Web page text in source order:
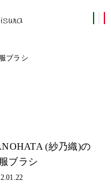
ブラシ
(紗乃織)の
ブラシ